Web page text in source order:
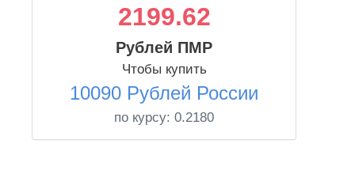
2199.62
Рублей ПМР
Чтобы купить
10090 Рублей России
по курсу: 0.2180